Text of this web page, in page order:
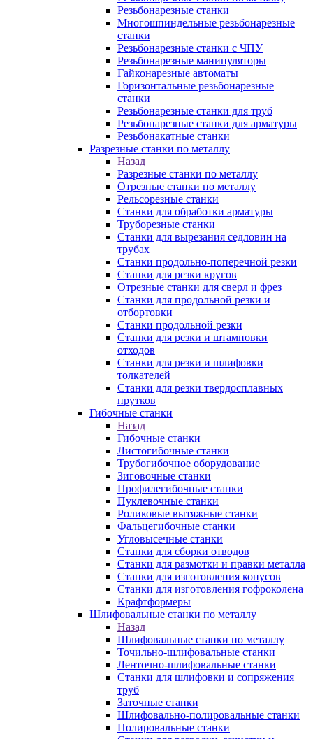
Резьбонарезные станки
Многошпиндельные резьбонарезные
станки
Резьбонарезные станки с ЧПУ
Резьбонарезные манипуляторы
Гайконарезные автоматы
Горизонтальные резьбонарезные
станки
Резьбонарезные станки для труб
Резьбонарезные станки для арматуры
Резьбонакатные станки
Разрезные станки по металлу
Назад
Разрезные станки по металлу
Отрезные станки по металлу
Рельсорезные станки
Станки для обработки арматуры
Труборезные станки
Станки для вырезания седловин на
трубаx
Станки продольно-поперечной резки
Станки для резки кругов
Отрезные станки для сверл и фрез
Станки для продольной резки и
отбортовки
Станки продольной резки
Станки для резки и штамповки
отходов
Станки для резки и шлифовки
толкателей
Станки для резки твердосплавных
прутков
Гибочные станки
Назад
Гибочные станки
Листогибочные станки
Трубогибочное оборудование
Зиговочные станки
Профилегибочные станки
Пуклевочные станки
Роликовые вытяжные станки
Фальцегибочные станки
Угловысечные станки
Станки для сборки отводов
Станки для размотки и правки металла
Станки для изготовления конусов
Станки для изготовления гофроколена
Крафтформеры
Шлифовальные станки по металлу
Назад
Шлифовальные станки по металлу
Точильно-шлифовальные станки
Ленточно-шлифовальные станки
Станки для шлифовки и сопряжения
труб
Заточные станки
Шлифовально-полировальные станки
Полировальные станки